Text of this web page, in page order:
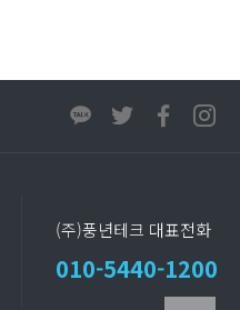
(주)풍년테크 대표전화
010-5440-1200